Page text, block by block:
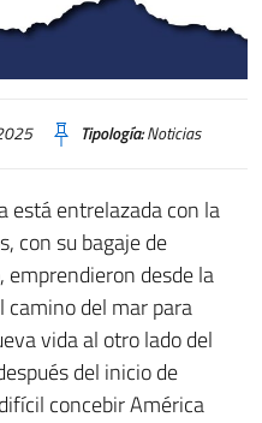
Tipología:Noticias
está entrelazada con la
con su bagaje de
emprendieron desde la
camino del mar para
vida al otro lado del
del inicio de
concebir América